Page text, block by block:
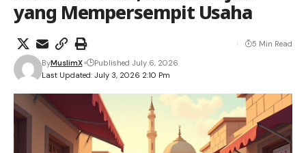
yang Mempersempit Usaha
Last Updated: July 3, 2026 2:10 Pm
ByMuslimX Published July 6, 2026
5 Min Read